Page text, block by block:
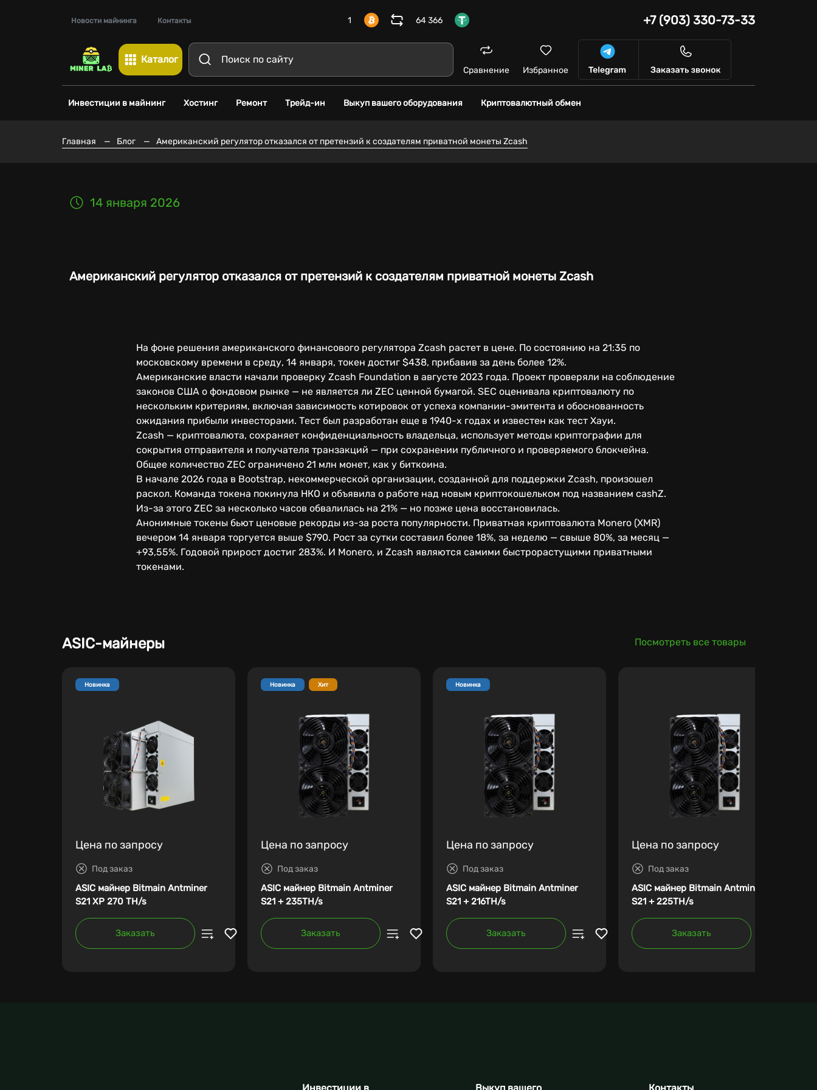
Новости майнинга Контакты 1 64 366 +7 (903) 330-73-33
Каталог
Сравнение Избранное
Инвестиции в майнинг Хостинг Ремонт Трейд-ин Выкуп вашего оборудования Криптовалютный обмен
Главная — Блог — Американский регулятор отказался от претензий к создателям приватной монеты Zcash
14 января 2026
Американский регулятор отказался от претензий к создателям приватной монеты Zcash
На фоне решения американского финансового регулятора Zcash растет в цене. По состоянию на 21:35 по
московскому времени в среду, 14 января, токен достиг $438, прибавив за день более 12%.
Американские власти начали проверку Zcash Foundation в августе 2023 года. Проект проверяли на соблюдение
законов США о фондовом рынке — не является ли ZEC ценной бумагой. SEC оценивала криптовалюту по
нескольким критериям, включая зависимость котировок от успеха компании-эмитента и обоснованность
ожидания прибыли инвесторами. Тест был разработан еще в 1940-х годах и известен как тест Хауи.
Zcash — криптовалюта, сохраняет конфиденциальность владельца, использует методы криптографии для
сокрытия отправителя и получателя транзакций — при сохранении публичного и проверяемого блокчейна.
Общее количество ZEC ограничено 21 млн монет, как у биткоина.
В начале 2026 года в Bootstrap, некоммерческой организации, созданной для поддержки Zcash, произошел
раскол. Команда токена покинула НКО и объявила о работе над новым криптокошельком под названием cashZ.
Из-за этого ZEC за несколько часов обвалилась на 21% — но позже цена восстановилась.
Анонимные токены бьют ценовые рекорды из-за роста популярности. Приватная криптовалюта Monero (XMR)
вечером 14 января торгуется выше $790. Рост за сутки составил более 18%, за неделю — свыше 80%, за месяц —
+93,55%. Годовой прирост достиг 283%. И Monero, и Zcash являются самими быстрорастущими приватными
токенами.
ASIC-майнеры Посмотреть все товары
Новинка
Цена по запросу
Под заказ
ASIC майнер Bitmain Antminer
S21 XP 270 TH/s
Заказать
Новинка Хит
Цена по запросу
Под заказ
ASIC майнер Bitmain Antminer
S21 + 235TH/s
Заказать
Новинка
Цена по запросу
Под заказ
ASIC майнер Bitmain Antminer
S21 + 216TH/s
Заказать
Цена по запросу
Под заказ
ASIC майнер Bitmain Antminer
S21 + 225TH/s
Заказать